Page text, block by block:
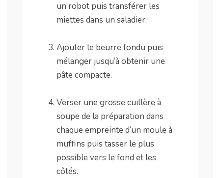
un robot puis transférer les
miettes dans un saladier.
Ajouter le beurre fondu puis
mélanger jusqu’à obtenir une
pâte compacte.
Verser une grosse cuillère à
soupe de la préparation dans
chaque empreinte d’un moule à
muffins puis tasser le plus
possible vers le fond et les
côtés.